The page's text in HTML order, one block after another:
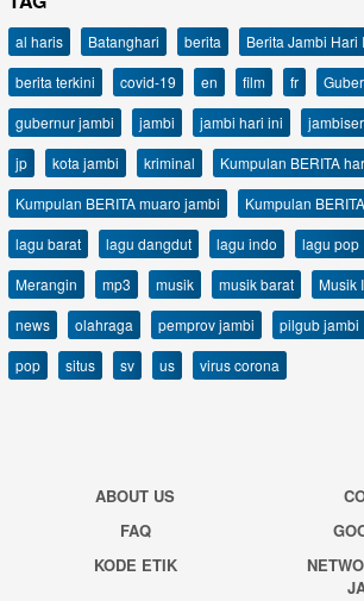
al haris Batanghari berita Berita Jambi Hari
berita terkini
covid-19 en film fr
gubernur jambi
jambi jambi hari ini
jp
kota jambi kriminal
Kumpulan BERITA
Kumpulan BERITA muaro jambi
Kumpulan
lagu barat
lagu dangdut lagu indo lagu pop
Merangin
mp3 musik musik barat Musik
news
olahraga pemprov jambi pilgub jambi
pop
situs sv us virus corona
ABOUT US
FAQ
KODE ETIK